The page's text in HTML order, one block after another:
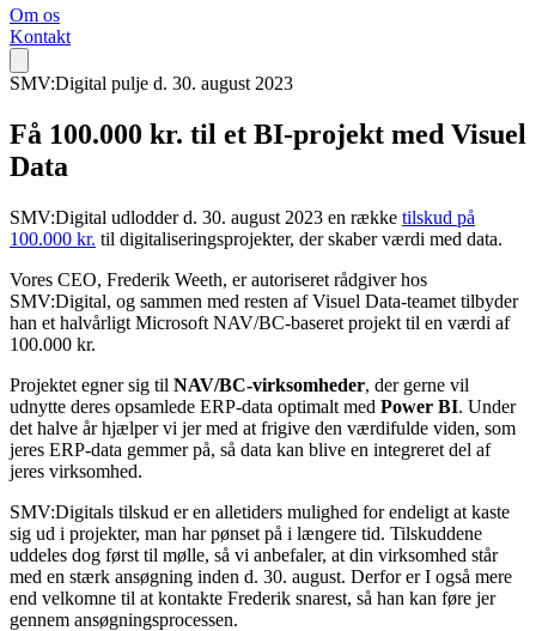
Om os
Kontakt
SMV:Digital pulje d. 30. august 2023
Få 100.000 kr. til et BI-projekt med Visuel
Data
SMV:Digital udlodder d. 30. august 2023 en række tilskud på
100.000 kr. til digitaliseringsprojekter, der skaber værdi med data.
Vores CEO, Frederik Weeth, er autoriseret rådgiver hos
SMV:Digital, og sammen med resten af Visuel Data-teamet tilbyder
han et halvårligt Microsoft NAV/BC-baseret projekt til en værdi af
100.000 kr.
Projektet egner sig til NAV/BC-virksomheder, der gerne vil
udnytte deres opsamlede ERP-data optimalt med Power BI. Under
det halve år hjælper vi jer med at frigive den værdifulde viden, som
jeres ERP-data gemmer på, så data kan blive en integreret del af
jeres virksomhed.
SMV:Digitals tilskud er en alletiders mulighed for endeligt at kaste
sig ud i projekter, man har pønset på i længere tid. Tilskuddene
uddeles dog først til mølle, så vi anbefaler, at din virksomhed står
med en stærk ansøgning inden d. 30. august. Derfor er I også mere
end velkomne til at kontakte Frederik snarest, så han kan føre jer
gennem ansøgningsprocessen.